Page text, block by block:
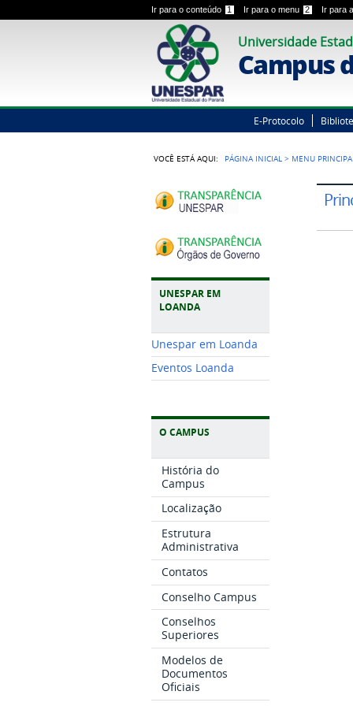
Ir para o conteúdo 1 Ir para o menu 2 Ir para
Universidade
Campus
E-Protocolo
VOCÊ ESTÁ AQUI: PÁGINA INICIAL > MENU
UNESPAR EM
LOANDA
Unespar em Loanda
Eventos Loanda
O CAMPUS
História do
Campus
Localização
Estrutura
Administrativa
Contatos
Conselho Campus
Conselhos
Superiores
Modelos de
Documentos
Oficiais